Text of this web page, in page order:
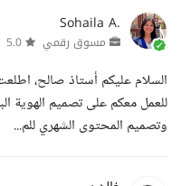
Sohaila A.
مسوق رقمي
السلام عليكم أستاذ صالح،
للعمل معكم على تصميم الهوية
وتصميم المحتوى الشهري للم...